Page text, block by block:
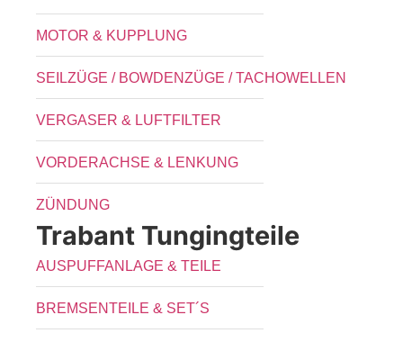
MOTOR & KUPPLUNG
SEILZÜGE / BOWDENZÜGE / TACHOWELLEN
VERGASER & LUFTFILTER
VORDERACHSE & LENKUNG
ZÜNDUNG
Trabant Tungingteile
AUSPUFFANLAGE & TEILE
BREMSENTEILE & SET´S